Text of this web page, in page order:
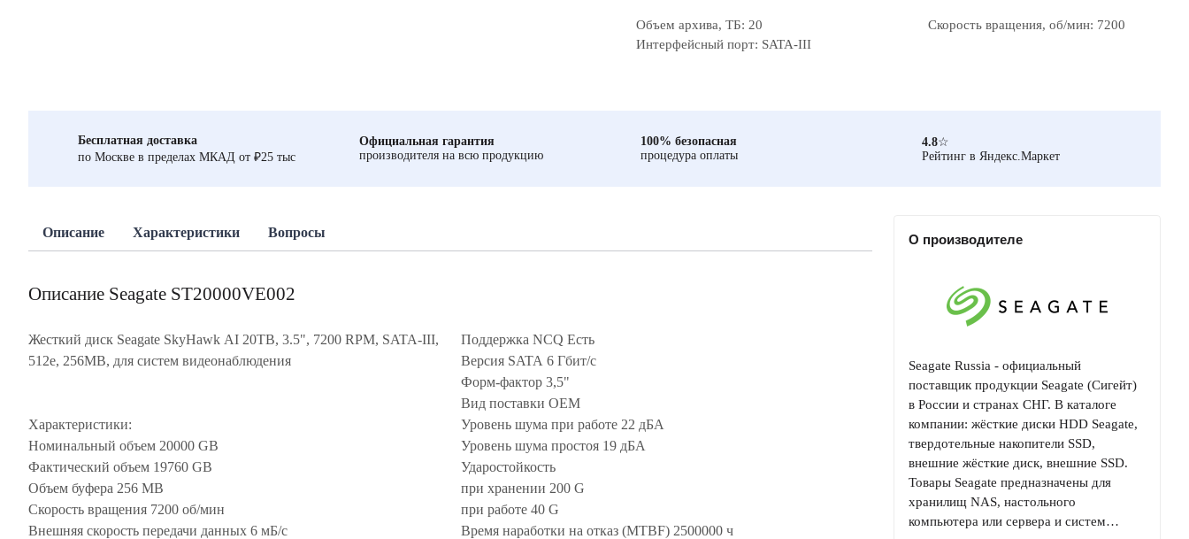
Объем архива, ТБ: 20
Скорость вращения, об/мин: 7200
Интерфейсный порт: SATA-III
Бесплатная доставка
по Москве в пределах МКАД от ₽25 тыс
Официальная гарантия
производителя на всю продукцию
100% безопасная
процедура оплаты
4.8☆
Рейтинг в Яндекс.Маркет
Описание Характеристики Вопросы
Описание Seagate ST20000VE002
Жесткий диск Seagate SkyHawk AI 20TB, 3.5", 7200 RPM, SATA-III,
512e, 256MB, для систем видеонаблюдения
Характеристики:
Номинальный объем 20000 GB
Фактический объем 19760 GB
Объем буфера 256 MB
Скорость вращения 7200 об/мин
Внешняя скорость передачи данных 6 мБ/с
Поддержка NCQ Есть
Версия SATA 6 Гбит/с
Форм-фактор 3,5"
Вид поставки OEM
Уровень шума при работе 22 дБА
Уровень шума простоя 19 дБА
Ударостойкость
при хранении 200 G
при работе 40 G
Время наработки на отказ (MTBF) 2500000 ч
О производителе
Seagate Russia - официальный
поставщик продукции Seagate (Сигейт)
в России и странах СНГ. В каталоге
компании: жёсткие диски HDD Seagate,
твердотельные накопители SSD,
внешние жёсткие диск, внешние SSD.
Товары Seagate предназначены для
хранилищ NAS, настольного
компьютера или сервера и систем…